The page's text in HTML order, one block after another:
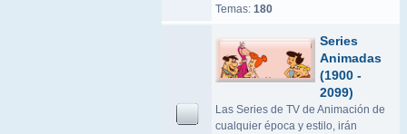
Temas: 180
Series
Animadas
(1900 -
2099)
Las Series de TV de Animación de
cualquier época y estilo, irán